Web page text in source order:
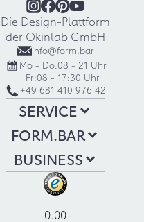
Die Design-Plattform
der Okinlab GmbH
info@form.bar
Mo - Do:08 - 21 Uhr
Fr:08 - 17:30 Uhr
+49 681 410 976 42
SERVICE
FORM.BAR
BUSINESS
0.00